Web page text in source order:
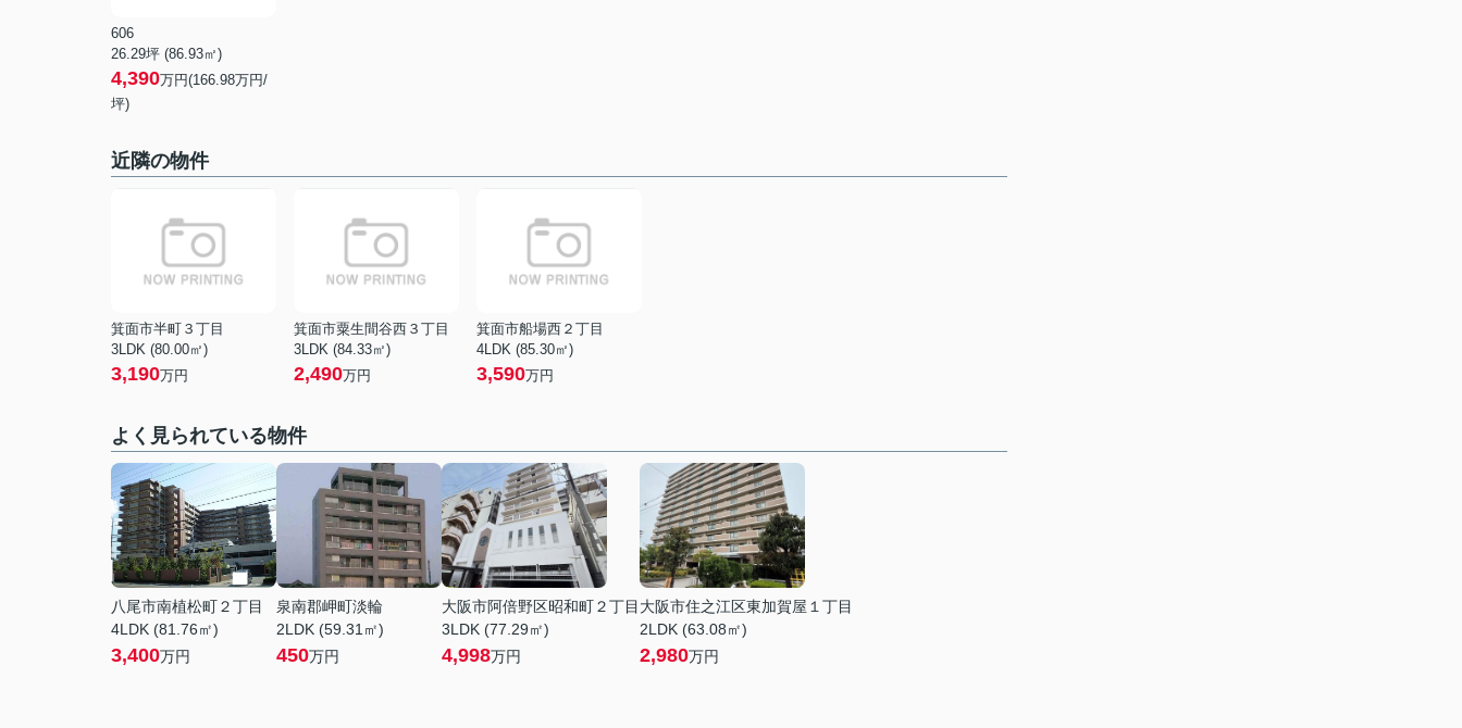
606
26.29坪 (86.93㎡)
4,390万円(166.98万円/
坪)
近隣の物件
箕面市半町３丁目
3LDK (80.00㎡)
3,190万円
箕面市粟生間谷西３丁目
3LDK (84.33㎡)
2,490万円
箕面市船場西２丁目
4LDK (85.30㎡)
3,590万円
よく見られている物件
八尾市南植松町２丁目
4LDK (81.76㎡)
3,400万円
泉南郡岬町淡輪
2LDK (59.31㎡)
450万円
大阪市阿倍野区昭和町２丁目
3LDK (77.29㎡)
4,998万円
大阪市住之江区東加賀屋１丁目
2LDK (63.08㎡)
2,980万円